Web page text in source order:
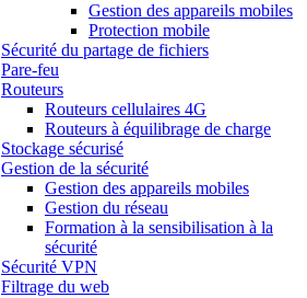
Gestion des appareils mobiles
Protection mobile
Sécurité du partage de fichiers
Pare-feu
Routeurs
Routeurs cellulaires 4G
Routeurs à équilibrage de charge
Stockage sécurisé
Gestion de la sécurité
Gestion des appareils mobiles
Gestion du réseau
Formation à la sensibilisation à la
sécurité
Sécurité VPN
Filtrage du web